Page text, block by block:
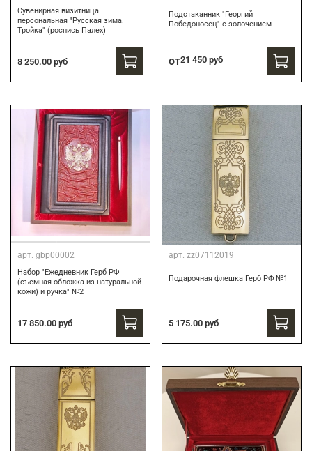
Сувенирная визитница
персональная "Русская зима.
Тройка" (роспись Палех)
8 250.00 руб
Подстаканник "Георгий
Победоносец" с золочением
от21 450 руб
арт. gbp00002
Набор "Ежедневник Герб РФ
(съемная обложка из натуральной
кожи) и ручка" №2
17 850.00 руб
арт. zz07112019
Подарочная флешка Герб РФ №1
5 175.00 руб